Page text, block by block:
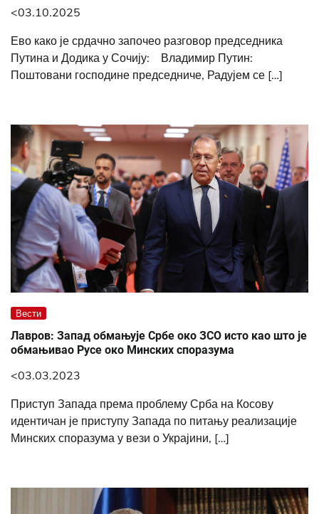
<03.10.2025
Ево како је срдачно започео разговор председника
Путина и Додика у Сочију: Владимир Путин:
Поштовани господине председниче, Радујем се […]
Вести
Лавров: Запад обмањује Србе око ЗСО исто као што је
обмањивао Русе око Минских споразума
<03.03.2023
Приступ Запада према проблему Срба на Косову
идентичан је приступу Запада по питању реализације
Минских споразума у вези о Украјини, […]